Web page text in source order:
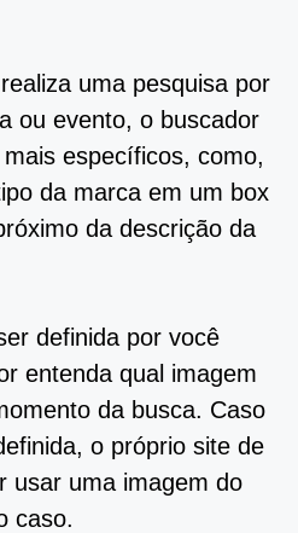
uma pesquisa por
ou evento, o buscador
específicos, como,
da marca em um box
da descrição da
definida por você
entenda qual imagem
da busca. Caso
o próprio site de
usar uma imagem do
caso.